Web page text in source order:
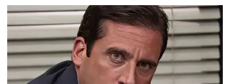
E
P
O
S
T